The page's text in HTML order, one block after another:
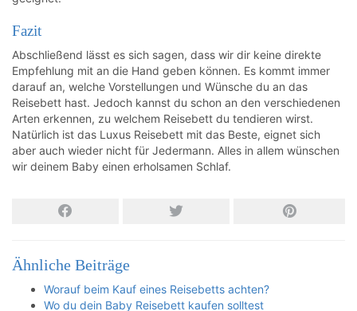
Fazit
Abschließend lässt es sich sagen, dass wir dir keine direkte
Empfehlung mit an die Hand geben können. Es kommt immer
darauf an, welche Vorstellungen und Wünsche du an das
Reisebett hast. Jedoch kannst du schon an den verschiedenen
Arten erkennen, zu welchem Reisebett du tendieren wirst.
Natürlich ist das Luxus Reisebett mit das Beste, eignet sich
aber auch wieder nicht für Jedermann. Alles in allem wünschen
wir deinem Baby einen erholsamen Schlaf.
Ähnliche Beiträge
Worauf beim Kauf eines Reisebetts achten?
Wo du dein Baby Reisebett kaufen solltest